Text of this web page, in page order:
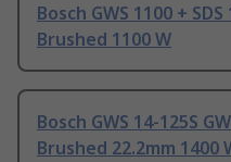
Bosch GWS 1100 +
Brushed 1100 W
Bosch GWS 14-125S
Brushed 22.2mm 1400